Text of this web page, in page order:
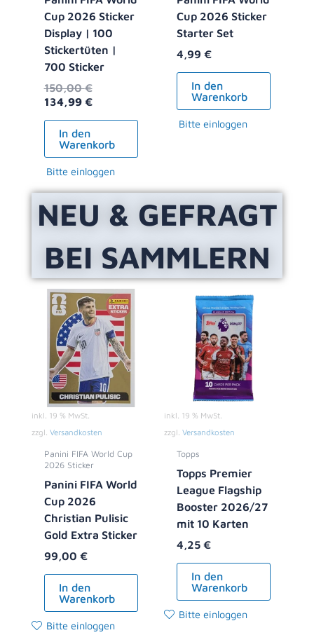
Cup 2026 Sticker
Display | 100
Stickertüten |
700 Sticker
150,00€
134,99 €
In den
Warenkorb
Bitte einloggen
Cup 2026 Sticker
Starter Set
4,99 €
In den
Warenkorb
Bitte einloggen
NEU & GEFRAGT
BEI SAMMLERN
inkl. 19 % MwSt.
zzgl. Versandkosten
Panini FIFA World Cup
2026 Sticker
Panini FIFA World
Cup 2026
Christian Pulisic
Gold Extra Sticker
99,00 €
In den
Warenkorb
Bitte einloggen
inkl. 19 % MwSt.
zzgl. Versandkosten
Topps
Topps Premier
League Flagship
Booster 2026/27
mit 10 Karten
4,25 €
In den
Warenkorb
Bitte einloggen